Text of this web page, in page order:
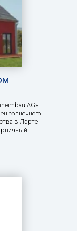
AG»
солнечного
в Лэрте